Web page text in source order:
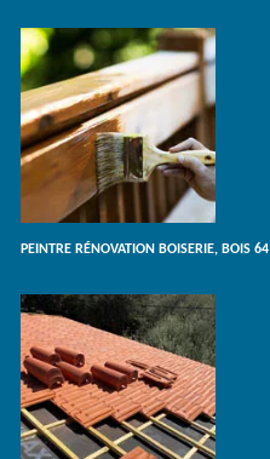
PEINTRE RÉNOVATION BOISERIE, BOIS 64